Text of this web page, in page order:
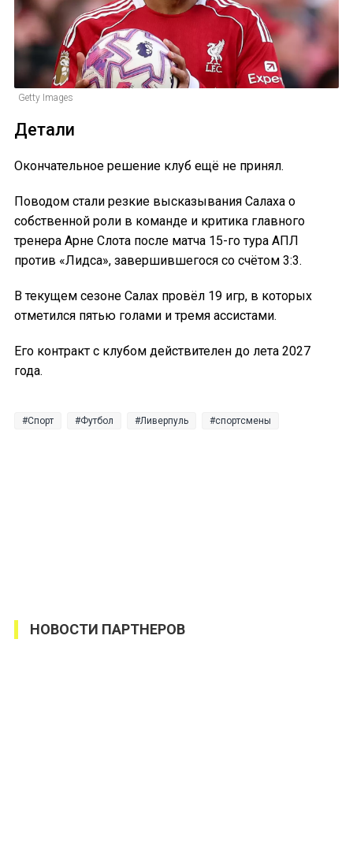
Getty Images
Детали
Окончательное решение клуб ещё не принял.
Поводом стали резкие высказывания Салаха о
собственной роли в команде и критика главного
тренера Арне Слота после матча 15-го тура АПЛ
против «Лидса», завершившегося со счётом 3:3.
В текущем сезоне Салах провёл 19 игр, в которых
отметился пятью голами и тремя ассистами.
Его контракт с клубом действителен до лета 2027
года.
Спорт Футбол Ливерпуль спортсмены
НОВОСТИ ПАРТНЕРОВ